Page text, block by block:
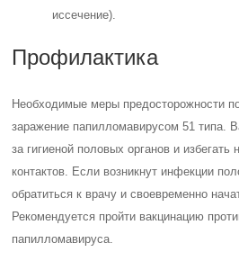
иссечение).
Профилактика
Необходимые меры предосторожности
заражение папилломавирусом 51 типа.
за гигиеной половых органов и
контактов. Если возникнут инфекции
обратиться к врачу и своевременно
Рекомендуется пройти вакцинацию
папилломавируса.